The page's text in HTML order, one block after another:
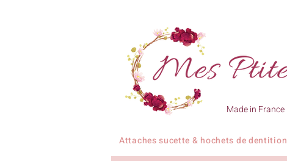
Made in France
Attaches sucette & hochets de dentition